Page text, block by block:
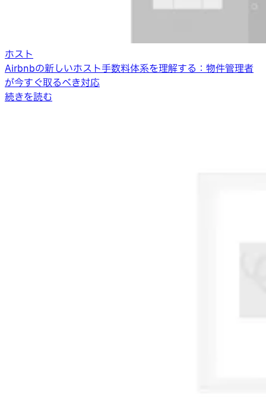
ホスト
Airbnbの新しいホスト手数料体系を理解する：物件管理者
が今すぐ取るべき対応
続きを読む